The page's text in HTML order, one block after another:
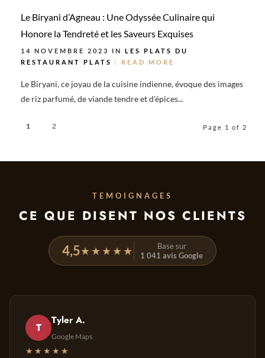
Le Biryani d’Agneau : Une Odyssée Culinaire qui
Honore la Tendreté et les Saveurs Exquises
14 NOVEMBRE 2023 IN LES PLATS DU
RESTAURANT
PLATS READ MORE
Le Biryani, ce joyau de la cuisine indienne, évoque des images
de riz parfumé, de viande tendre et d'épices...
1 2 Page 1 of 2
TEMOIGNAGES
CE QUE DISENT NOS CLIENTS
4,5★★★★★
Base sur
1 041 avis Google
T
Tyler A.
Google Maps
★★★★★